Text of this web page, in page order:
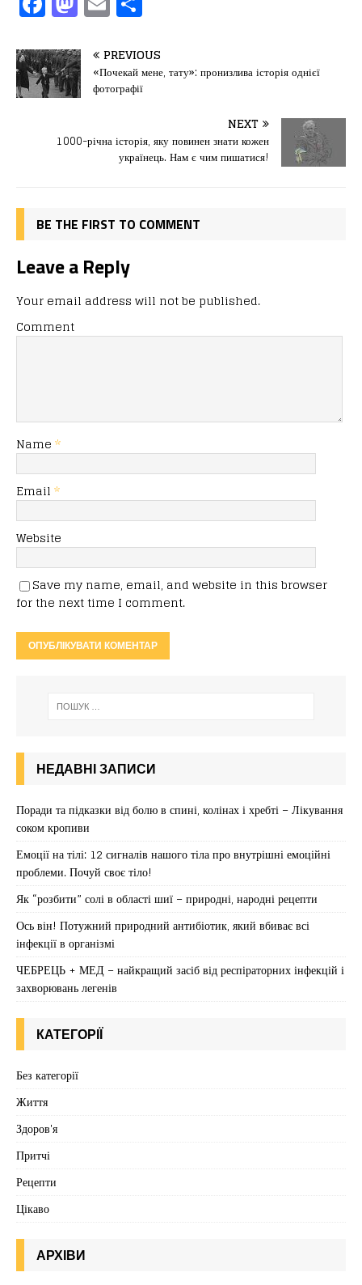
a
c
e
b
o
o
a
st
o
d
o
n
m
ai
l
іл
и
т
ис
я
PREVIOUS
«Почекай мене, тату»: пронизлива історія однієї
фотографії
NEXT
1000-річна історія, яку повинен знати кожен
українець. Нам є чим пишатися!
BE THE FIRST TO COMMENT
Leave a Reply
Your email address will not be published.
Comment
Name *
Email *
Website
Save my name, email, and website in this browser
for the next time I comment.
НЕДАВНІ ЗАПИСИ
Поради та підказки від болю в спині, колінах і хребті – Лікування
соком кропиви
Емоції на тілі: 12 сигналів нашого тіла про внутрішні емоційні
проблеми. Почуй своє тіло!
Як “розбити” солі в області шиї – природні, народні рецепти
Ось він! Потужний природний антибіотик, який вбиває всі
інфекції в організмі
ЧЕБРЕЦЬ + МЕД – найкращий засіб від респіраторних інфекцій і
захворювань легенів
КАТЕГОРІЇ
Без категорії
Життя
Здоров'я
Притчі
Рецепти
Цікаво
АРХІВИ